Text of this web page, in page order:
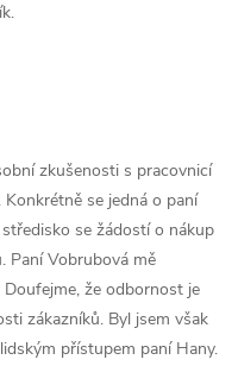
zkušenosti s pracovnicí
se jedná o paní
se žádostí o nákup
Paní Vobrubová mě
že odbornost je
zákazníků. Byl jsem však
přístupem paní Hany.